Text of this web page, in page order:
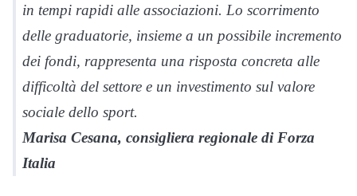
in tempi rapidi alle associazioni. Lo scorrimento
delle graduatorie, insieme a un possibile incremento
dei fondi, rappresenta una risposta concreta alle
difficoltà del settore e un investimento sul valore
sociale dello sport.
Marisa Cesana, consigliera regionale di Forza
Italia